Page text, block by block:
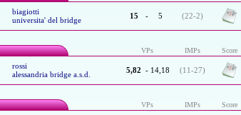
biagiotti
universita' del bridge
15 - 5 (22-2)
VPs IMPs Score
rossi
alessandria bridge a.s.d.
5,82 - 14,18 (11-27)
VPs IMPs Score